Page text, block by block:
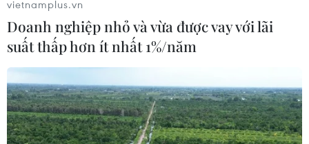
10/08/2026 12:19
vietnamplus.vn
Doanh nghiệp nhỏ và vừa được vay với lãi
suất thấp hơn ít nhất 1%/năm